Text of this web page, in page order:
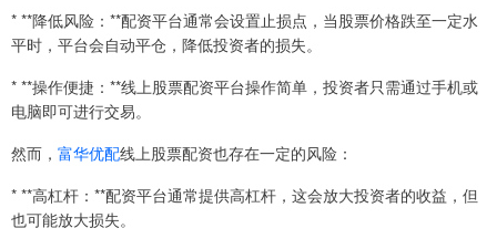
* **降低风险：**配资平台通常会设置止损点，当股票价格跌至一定水
平时，平台会自动平仓，降低投资者的损失。
* **操作便捷：**线上股票配资平台操作简单，投资者只需通过手机或
电脑即可进行交易。
然而， 富华优配线上股票配资也存在一定的风险：
* **高杠杆：**配资平台通常提供高杠杆，这会放大投资者的收益，但
也可能放大损失。